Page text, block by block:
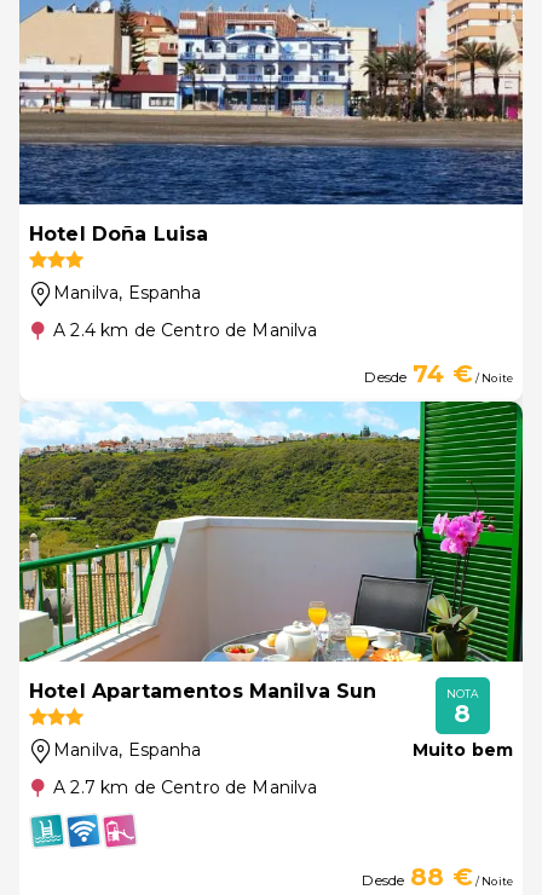
Hotel Doña Luisa
Manilva, Espanha
A 2.4 km de Centro de Manilva
Desde 74 €/ Noite
Hotel Apartamentos Manilva Sun
Manilva, Espanha
A 2.7 km de Centro de Manilva
NOTA
8
Muito bem
Desde 88 €/ Noite